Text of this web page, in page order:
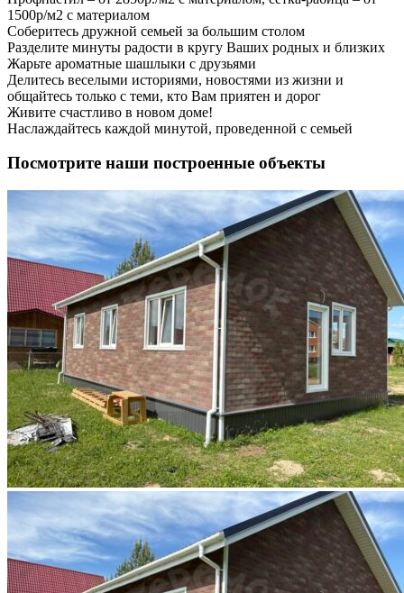
1500р/м2 с материалом
Соберитесь дружной семьей за большим столом
Разделите минуты радости в кругу Ваших родных и близких
Жарьте ароматные шашлыки с друзьями
Делитесь веселыми историями, новостями из жизни и
общайтесь только с теми, кто Вам приятен и дорог
Живите счастливо в новом доме!
Наслаждайтесь каждой минутой, проведенной с семьей
Посмотрите наши построенные объекты